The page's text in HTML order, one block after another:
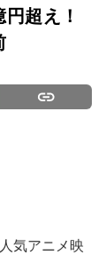
超え！
気アニメ映